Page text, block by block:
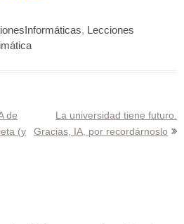
, Lecciones
de
(y
La universidad tiene futuro.
Gracias, IA, por recordárnoslo